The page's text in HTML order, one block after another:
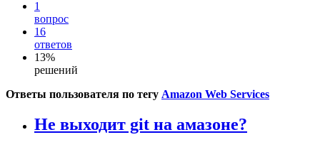
1
вопрос
16
ответов
13%
решений
Ответы пользователя по тегу Amazon Web Services
Не выходит git на амазоне?